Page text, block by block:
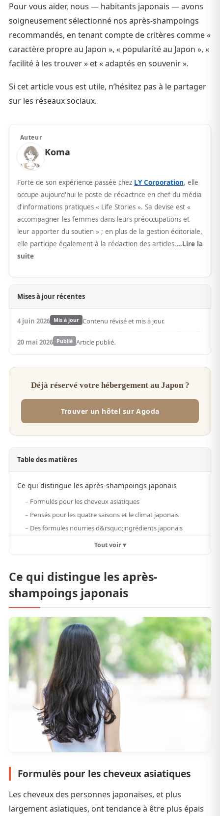
Pour vous aider, nous — habitants japonais — avons
soigneusement sélectionné nos après-shampoings
recommandés, en tenant compte de critères comme «
caractère propre au Japon », « popularité au Japon », «
facilité à les trouver » et « adaptés en souvenir ».
Si cet article vous est utile, n’hésitez pas à le partager
sur les réseaux sociaux.
Auteur
Koma
Forte de son expérience passée chez LY Corporation, elle
occupe aujourd'hui le poste de rédactrice en chef du média
d'informations pratiques « Life Stories ». Sa devise est «
accompagner les femmes dans leurs préoccupations et
leur apporter du soutien » ; en plus de la gestion éditoriale,
elle participe également à la rédaction des articles.…Lire la
suite
Mises à jour récentes
4 juin 2026 Mis à jour Contenu révisé et mis à jour.
20 mai 2026 Publié Article publié.
Déjà réservé votre hébergement au Japon ?
Trouver un hôtel sur Agoda
Table des matières
Ce qui distingue les après-shampoings japonais
Formulés pour les cheveux asiatiques
Pensés pour les quatre saisons et le climat japonais
Des formules nourries d&rsquo;ingrédients japonais
Tout voir ▾
Ce qui distingue les après-
shampoings japonais
Formulés pour les cheveux asiatiques
Les cheveux des personnes japonaises, et plus
largement asiatiques, ont tendance à être plus épais